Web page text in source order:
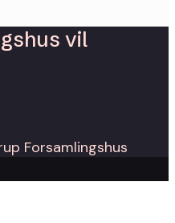
vil